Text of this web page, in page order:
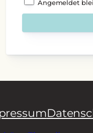
Angemeldet